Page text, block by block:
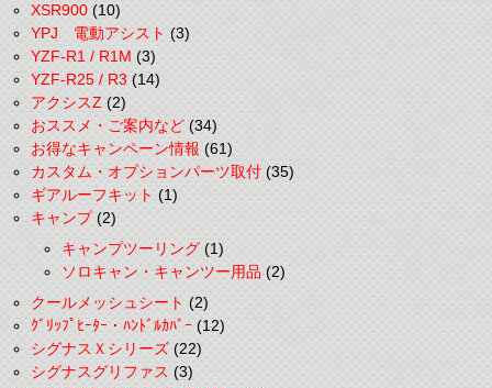
XSR900(10)
YPJ 電動アシスト(3)
YZF-R1 / R1M(3)
YZF-R25 / R3(14)
アクシスZ(2)
おススメ・ご案内など(34)
お得なキャンペーン情報(61)
カスタム・オプションパーツ取付(35)
ギアルーフキット(1)
キャンプ(2)
キャンプツーリング(1)
ソロキャン・キャンツー用品(2)
クールメッシュシート(2)
ｸﾞﾘｯﾌﾟﾋｰﾀｰ・ﾊﾝﾄﾞﾙｶﾊﾞｰ(12)
シグナスＸシリーズ(22)
シグナスグリファス(3)